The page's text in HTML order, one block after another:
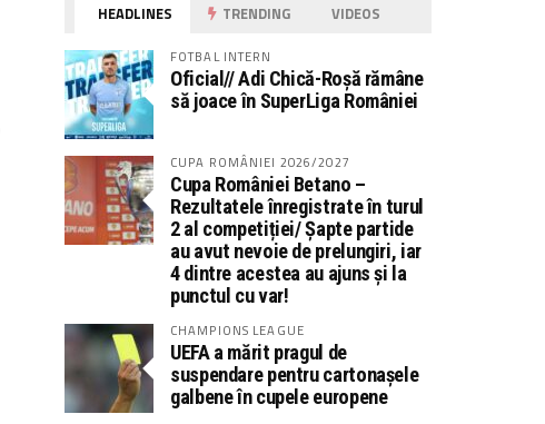
HEADLINES TRENDING VIDEOS
FOTBAL INTERN
Oficial// Adi Chică-Roșă rămâne
să joace în SuperLiga României
CUPA ROMÂNIEI 2026/2027
Cupa României Betano –
Rezultatele înregistrate în turul
2 al competiției/ Șapte partide
au avut nevoie de prelungiri, iar
4 dintre acestea au ajuns și la
punctul cu var!
CHAMPIONS LEAGUE
UEFA a mărit pragul de
suspendare pentru cartonașele
galbene în cupele europene